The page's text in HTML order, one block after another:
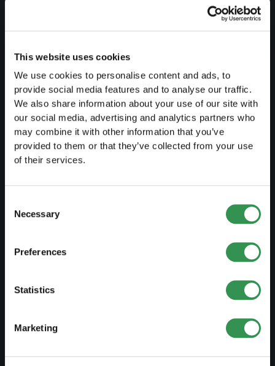
This website uses cookies
We use cookies to personalise content and ads, to
provide social media features and to analyse our traffic.
We also share information about your use of our site with
our social media, advertising and analytics partners who
may combine it with other information that you’ve
provided to them or that they’ve collected from your use
of their services.
Selection
Necessary
Preferences
Statistics
Marketing
Creare un business plan
Aspetti fiscali
Prelievo anticipato LPP
Panoramica forme giuridiche
Corsi gratuiti
Blog
AVVIARE
Costituire una ditta individuale
Costiture una SA